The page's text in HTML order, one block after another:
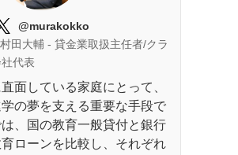
@murakokko
村田大輔 - 貸金業取扱主任者/クラ
代表
面している家庭にとって、
の夢を支える重要な手段で
、国の教育一般貸付と銀行
ローンを比較し、それぞれ